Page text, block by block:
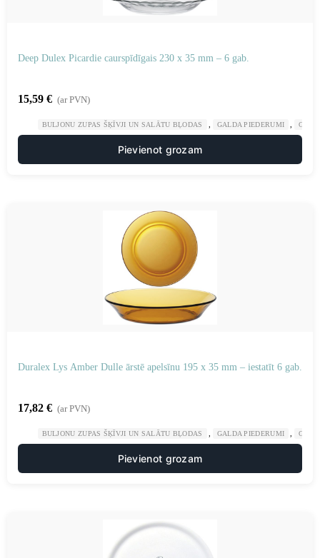
Deep Dulex Picardie caurspīdīgais 230 x 35 mm – 6 gab.
15,59 € (ar PVN)
BULJONU ZUPAS ŠĶĪVJI UN SALĀTU BĻODAS GALDA PIEDERUMI
Pievienot grozam
Duralex Lys Amber Dulle ārstē apelsīnu 195 x 35 mm – iestatīt 6 gab.
17,82 € (ar PVN)
BULJONU ZUPAS ŠĶĪVJI UN SALĀTU BĻODAS GALDA PIEDERUMI
Pievienot grozam